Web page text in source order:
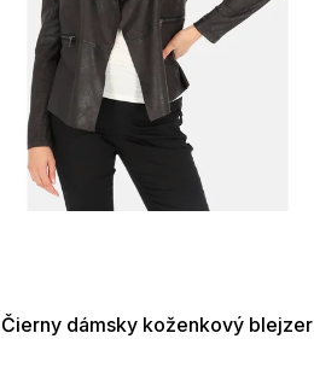
Čierny dámsky koženkový blejzer